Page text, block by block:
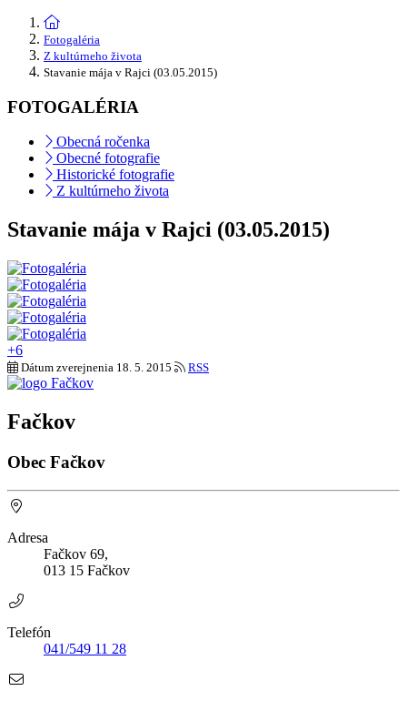
Fotogaléria
Z kultúrneho života
Stavanie mája v Rajci (03.05.2015)
FOTOGALÉRIA
Obecná ročenka
Obecné fotografie
Historické fotografie
Z kultúrneho života
Stavanie mája v Rajci (03.05.2015)
+6
Dátum zverejnenia 18. 5. 2015 RSS
Fačkov
Obec Fačkov
Adresa
Fačkov 69,
013 15 Fačkov
Telefón
041/549 11 28